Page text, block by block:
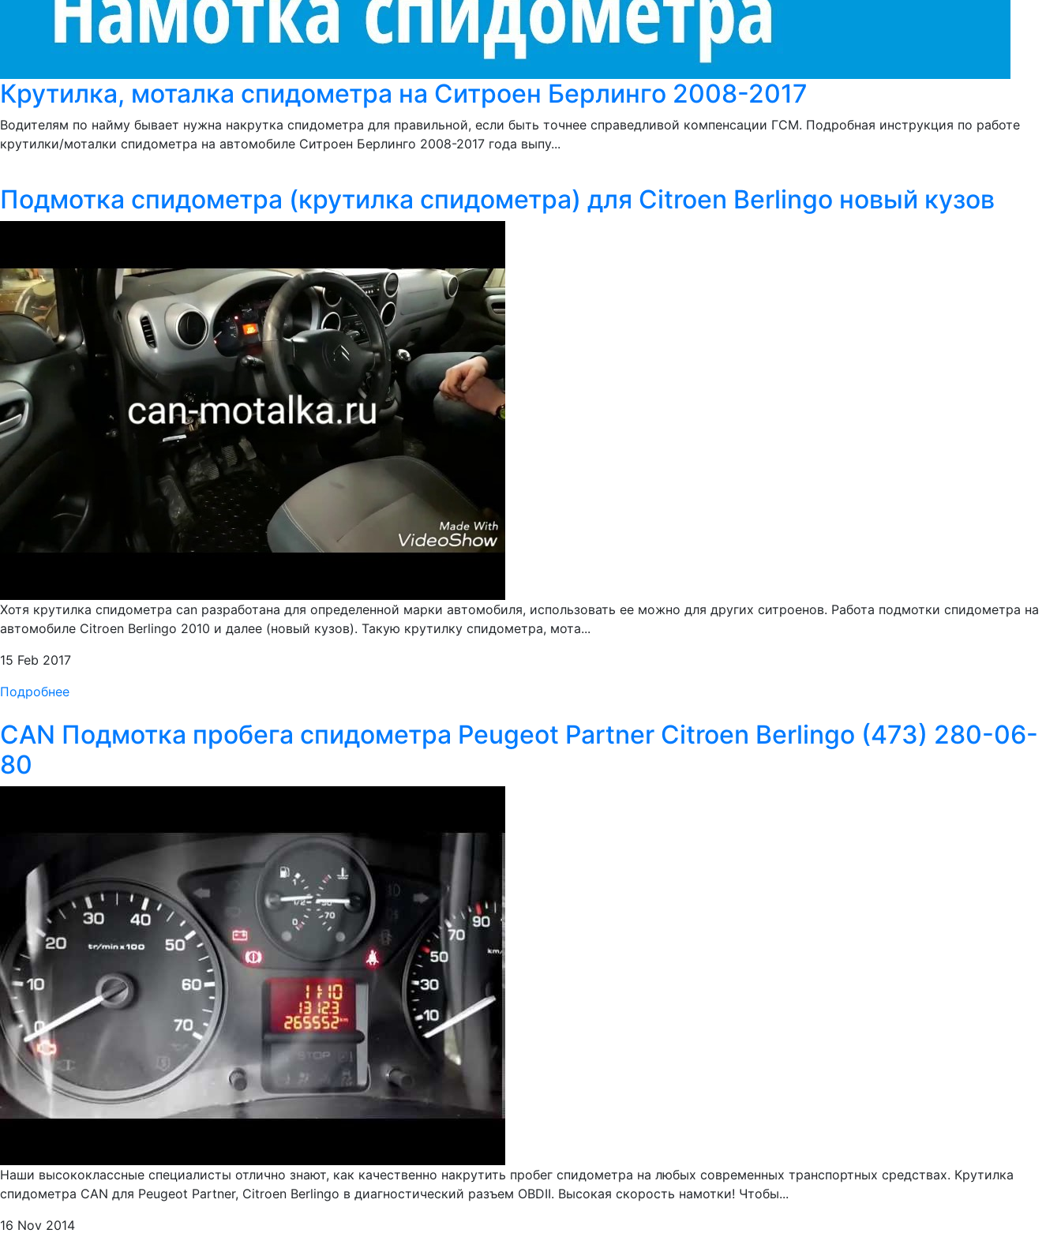
Крутилка, моталка спидометра на Ситроен Берлинго 2008-2017
Водителям по найму бывает нужна накрутка спидометра для правильной, если быть точнее справедливой компенсации ГСМ. Подробная инструкция по работе
крутилки/моталки спидометра на автомобиле Ситроен Берлинго 2008-2017 года выпу...
Подмотка спидометра (крутилка спидометра) для Citroen Berlingo новый кузов
Хотя крутилка спидометра can разработана для определенной марки автомобиля, использовать ее можно для других ситроенов. Работа подмотки спидометра на
автомобиле Citroen Berlingo 2010 и далее (новый кузов). Такую крутилку спидометра, мота...
15 Feb 2017
Подробнее
CAN Подмотка пробега спидометра Peugeot Partner Citroen Berlingo (473) 280-06-
80
Наши высококлассные специалисты отлично знают, как качественно накрутить пробег спидометра на любых современных транспортных средствах. Крутилка
спидометра CAN для Peugeot Partner, Citroen Berlingo в диагностический разъем OBDII. Высокая скорость намотки! Чтобы...
16 Nov 2014